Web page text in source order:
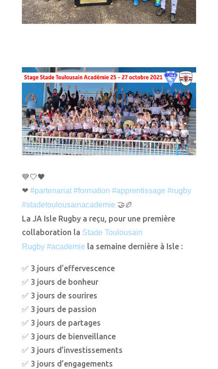
💙🤍🖤
❤ #partenariat #formation #apprentissage #rugby
#stadetoulousainacademie 🤝🏉
La JA Isle Rugby a reçu, pour une première
collaboration la Stade Toulousain
Rugby #academie la semaine dernière à Isle :
✅ 3 jours d’effervescence
✅ 3 jours de bonheur
✅ 3 jours de sourires
✅ 3 jours de passion
✅ 3 jours de partages
✅ 3 jours de bienveillance
✅ 3 jours d’investissements
✅ 3 jours d’engagements